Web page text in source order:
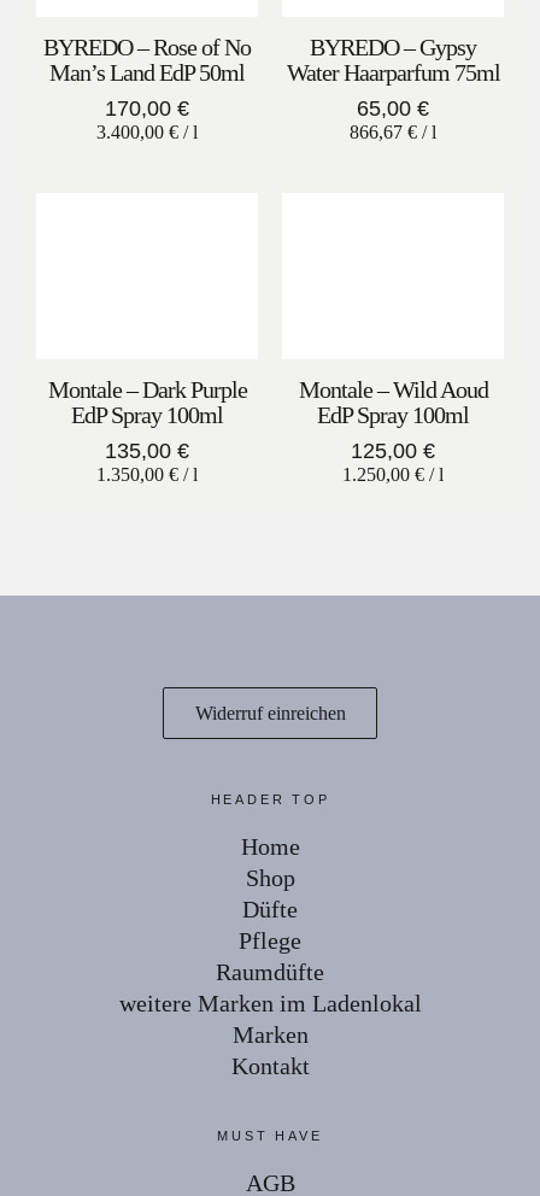
BYREDO – Rose of No
Man’s Land EdP 50ml
170,00 €
3.400,00 € /l
BYREDO – Gypsy
Water Haarparfum 75ml
65,00 €
866,67 € /l
Montale – Dark Purple
EdP Spray 100ml
135,00 €
1.350,00 € /l
Montale – Wild Aoud
EdP Spray 100ml
125,00 €
1.250,00 € /l
Widerruf einreichen
HEADER TOP
Home
Shop
Düfte
Pflege
Raumdüfte
weitere Marken im Ladenlokal
Marken
Kontakt
MUST HAVE
AGB